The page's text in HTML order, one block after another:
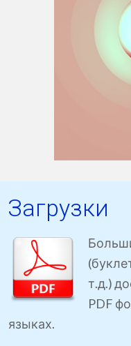
Загрузки
т.д.)
PDF
языках.